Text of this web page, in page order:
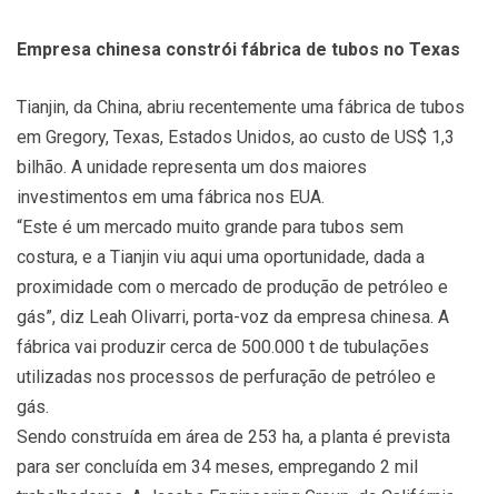
Empresa chinesa constrói fábrica de tubos no Texas
Tianjin, da China, abriu recentemente uma fábrica de tubos
em Gregory, Texas, Estados Unidos, ao custo de US$ 1,3
bilhão. A unidade representa um dos maiores
investimentos em uma fábrica nos EUA.
“Este é um mercado muito grande para tubos sem
costura, e a Tianjin viu aqui uma oportunidade, dada a
proximidade com o mercado de produção de petróleo e
gás”, diz Leah Olivarri, porta-voz da empresa chinesa. A
fábrica vai produzir cerca de 500.000 t de tubulações
utilizadas nos processos de perfuração de petróleo e
gás.
Sendo construída em área de 253 ha, a planta é prevista
para ser concluída em 34 meses, empregando 2 mil